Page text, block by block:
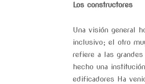
Los constructores
Una visión general
inclusivo; el otro
refiere a las
hecho una
edificadores Ha